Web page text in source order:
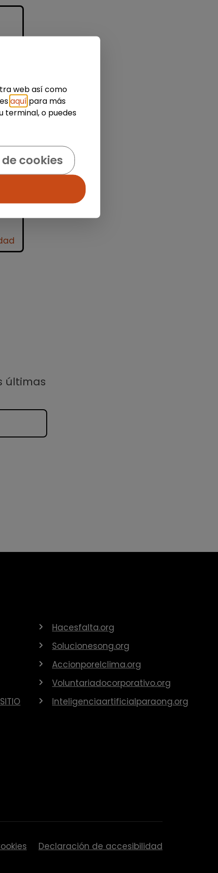
últimas
Hacesfalta.org
Solucionesong.org
Accionporelclima.org
Voluntariadocorporativo.org
Inteligenciaartificialparaong.org
Declaración de accesibilidad
web así como
aquí para más
terminal, o puedes
cookies